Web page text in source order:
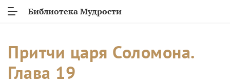
Библиотека Мудрости
Притчи царя Соломона.
Глава 19